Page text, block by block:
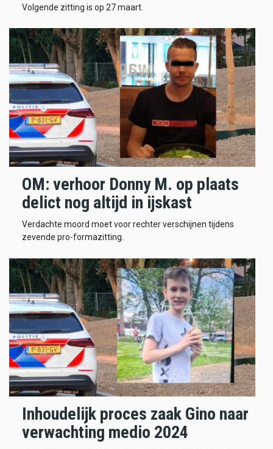
Volgende zitting is op 27 maart.
OM: verhoor Donny M. op plaats
delict nog altijd in ijskast
Verdachte moord moet voor rechter verschijnen tijdens
zevende pro-formazitting.
Inhoudelijk proces zaak Gino naar
verwachting medio 2024